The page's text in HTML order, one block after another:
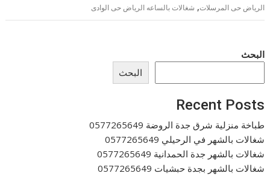
الرياض حى المرسلات, شغالات بالساعه الرياض حى الوادى
البحث
البحث
Recent Posts
طباخة منزلية شرق جدة الروضة 0577265649
شغالات بالشهر في الرحيلي 0577265649
شغالات بالشهر جدة الحمدانية 0577265649
شغالات بالشهر بجدة حبشيات 0577265649